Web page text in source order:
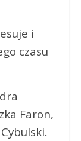
i
czasu
Faron,